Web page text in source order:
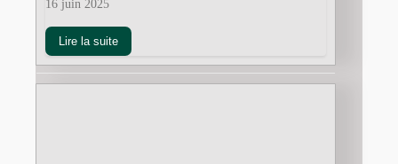
16 juin 2025
Lire la suite